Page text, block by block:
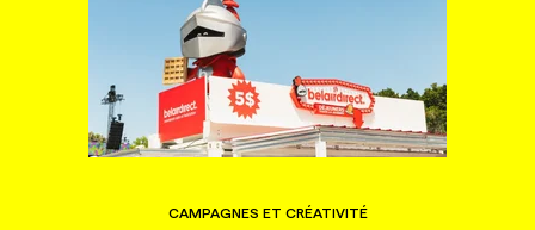
CAMPAGNES ET CRÉATIVITÉ